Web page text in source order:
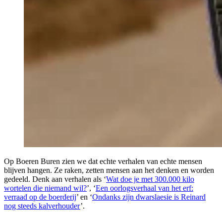
Op Boeren Buren zien we dat echte verhalen van echte mensen
blijven hangen. Ze raken, zetten mensen aan het denken en worden
gedeeld. Denk aan verhalen als ‘Wat doe je met 300.000 kilo
wortelen die niemand wil?’, ‘Een oorlogsverhaal van het erf:
verraad op de boerderij’ en ‘Ondanks zijn dwarslaesie is Reinard
nog steeds kalverhouder’.